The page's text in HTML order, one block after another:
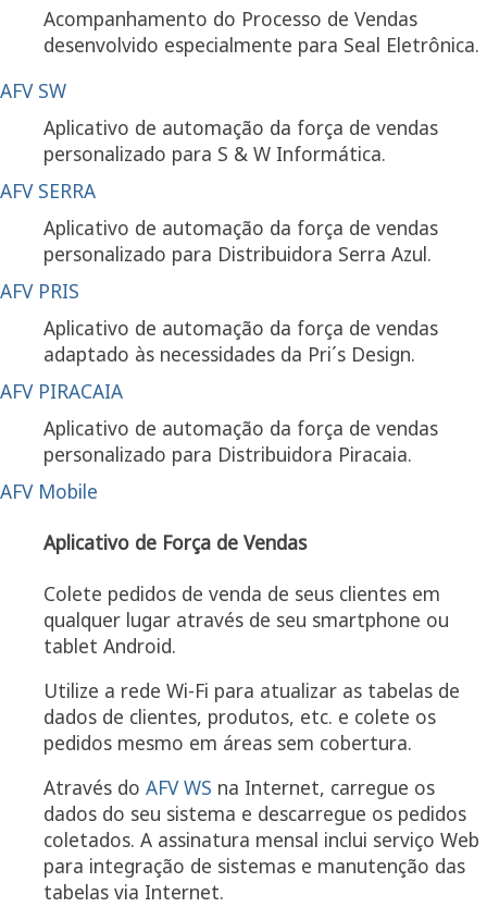
Acompanhamento do Processo de Vendas
desenvolvido especialmente para Seal Eletrônica.
AFV SW
Aplicativo de automação da força de vendas
personalizado para S & W Informática.
AFV SERRA
Aplicativo de automação da força de vendas
personalizado para Distribuidora Serra Azul.
AFV PRIS
Aplicativo de automação da força de vendas
adaptado às necessidades da Pri´s Design.
AFV PIRACAIA
Aplicativo de automação da força de vendas
personalizado para Distribuidora Piracaia.
AFV Mobile
Aplicativo de Força de Vendas
Colete pedidos de venda de seus clientes em
qualquer lugar através de seu smartphone ou
tablet Android.
Utilize a rede Wi-Fi para atualizar as tabelas de
dados de clientes, produtos, etc. e colete os
pedidos mesmo em áreas sem cobertura.
Através do AFV WS na Internet, carregue os
dados do seu sistema e descarregue os pedidos
coletados. A assinatura mensal inclui serviço Web
para integração de sistemas e manutenção das
tabelas via Internet.